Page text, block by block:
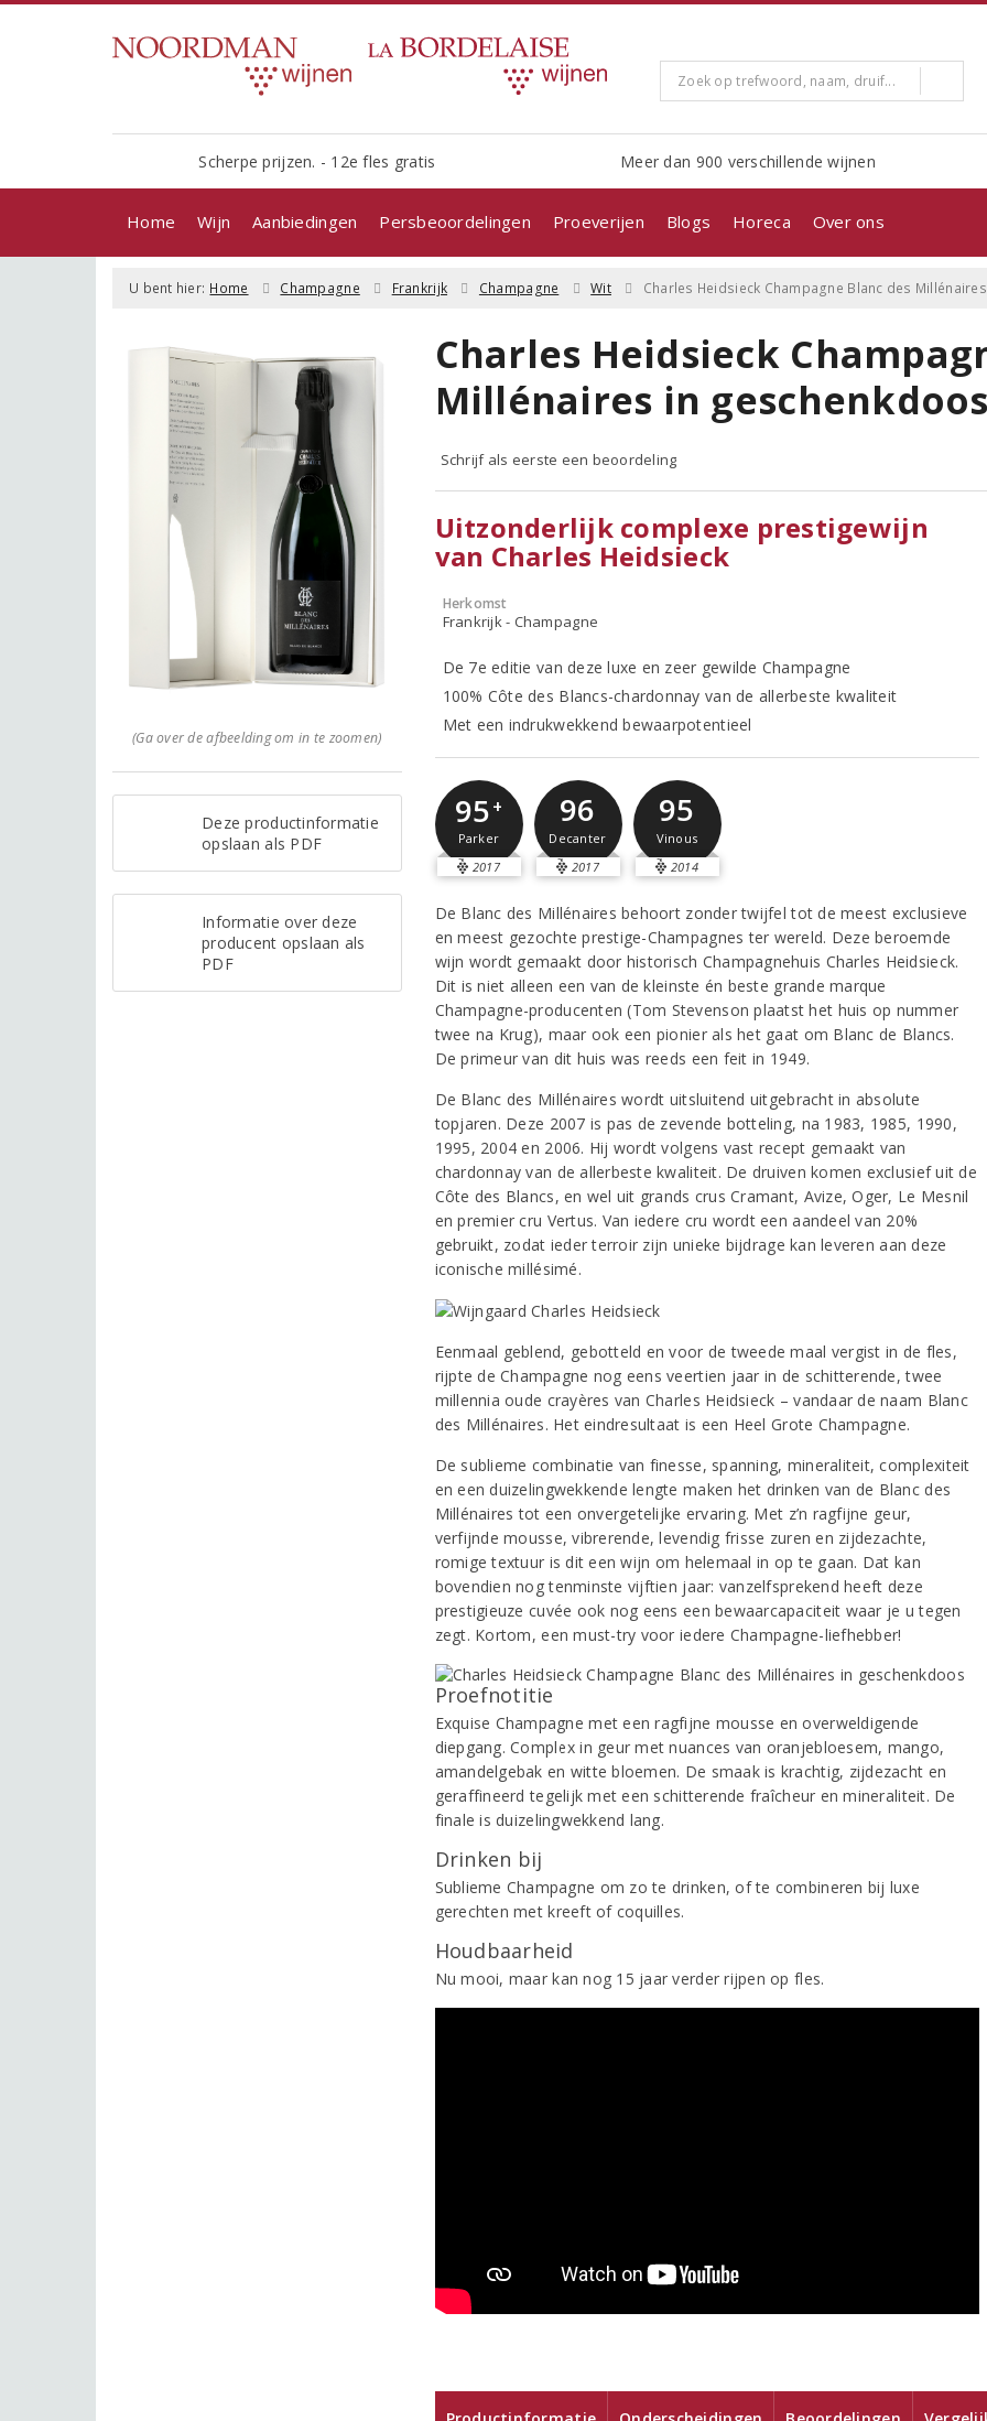
Scherpe prijzen. - 12e fles gratis Meer dan 900 verschillende wijnen
Home Wijn Aanbiedingen Persbeoordelingen Proeverijen Blogs Horeca Over ons
U bent hier: Home Champagne Frankrijk Champagne Wit Charles Heidsieck Champagne Blanc des
(Ga over de afbeelding om in te zoomen)
Deze productinformatie
opslaan als PDF
Informatie over deze
producent opslaan als
PDF
Charles Heidsieck
Millénaires in
Schrijf als eerste een beoordeling
Uitzonderlijk complexe prestigewijn
van Charles Heidsieck
Herkomst
Frankrijk - Champagne
De 7e editie van deze luxe en zeer gewilde Champagne
100% Côte des Blancs-chardonnay van de allerbeste kwaliteit
Met een indrukwekkend bewaarpotentieel
95+
Parker
2017
96
Decanter
2017
95
Vinous
2014
De Blanc des Millénaires behoort zonder twijfel tot de meest exclusieve
en meest gezochte prestige-Champagnes ter wereld. Deze beroemde
wijn wordt gemaakt door historisch Champagnehuis Charles Heidsieck.
Dit is niet alleen een van de kleinste én beste grande marque
Champagne-producenten (Tom Stevenson plaatst het huis op nummer
twee na Krug), maar ook een pionier als het gaat om Blanc de Blancs.
De primeur van dit huis was reeds een feit in 1949.
De Blanc des Millénaires wordt uitsluitend uitgebracht in absolute
topjaren. Deze 2007 is pas de zevende botteling, na 1983, 1985, 1990,
1995, 2004 en 2006. Hij wordt volgens vast recept gemaakt van
chardonnay van de allerbeste kwaliteit. De druiven komen exclusief uit de
Côte des Blancs, en wel uit grands crus Cramant, Avize, Oger, Le Mesnil
en premier cru Vertus. Van iedere cru wordt een aandeel van 20%
gebruikt, zodat ieder terroir zijn unieke bijdrage kan leveren aan deze
iconische millésimé.
Eenmaal geblend, gebotteld en voor de tweede maal vergist in de fles,
rijpte de Champagne nog eens veertien jaar in de schitterende, twee
millennia oude crayères van Charles Heidsieck – vandaar de naam Blanc
des Millénaires. Het eindresultaat is een Heel Grote Champagne.
De sublieme combinatie van finesse, spanning, mineraliteit, complexiteit
en een duizelingwekkende lengte maken het drinken van de Blanc des
Millénaires tot een onvergetelijke ervaring. Met z’n ragfijne geur,
verfijnde mousse, vibrerende, levendig frisse zuren en zijdezachte,
romige textuur is dit een wijn om helemaal in op te gaan. Dat kan
bovendien nog tenminste vijftien jaar: vanzelfsprekend heeft deze
prestigieuze cuvée ook nog eens een bewaarcapaciteit waar je u tegen
zegt. Kortom, een must-try voor iedere Champagne-liefhebber!
Proefnotitie
Exquise Champagne met een ragfijne mousse en overweldigende
diepgang. Complex in geur met nuances van oranjebloesem, mango,
amandelgebak en witte bloemen. De smaak is krachtig, zijdezacht en
geraffineerd tegelijk met een schitterende fraîcheur en mineraliteit. De
finale is duizelingwekkend lang.
Drinken bij
Sublieme Champagne om zo te drinken, of te combineren bij luxe
gerechten met kreeft of coquilles.
Houdbaarheid
Nu mooi, maar kan nog 15 jaar verder rijpen op fles.